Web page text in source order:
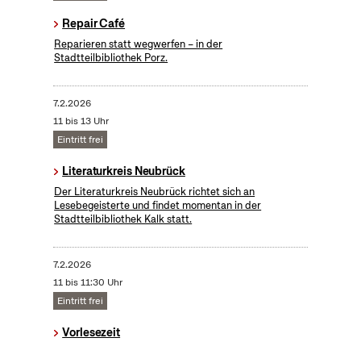
Repair Café
Reparieren statt wegwerfen – in der
Stadtteilbibliothek Porz.
7.2.2026
11 bis 13 Uhr
Eintritt frei
Literaturkreis Neubrück
Der Literaturkreis Neubrück richtet sich an
Lesebegeisterte und findet momentan in der
Stadtteilbibliothek Kalk statt.
7.2.2026
11 bis 11:30 Uhr
Eintritt frei
Vorlesezeit